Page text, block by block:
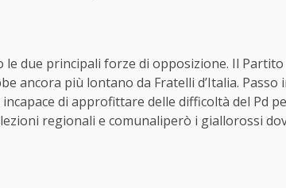
le due principali forze di opposizione. Il
ancora più lontano da Fratelli d’Italia. Passo
di approfittare delle difficoltà del Pd
regionali e comunaliperò i giallorossi